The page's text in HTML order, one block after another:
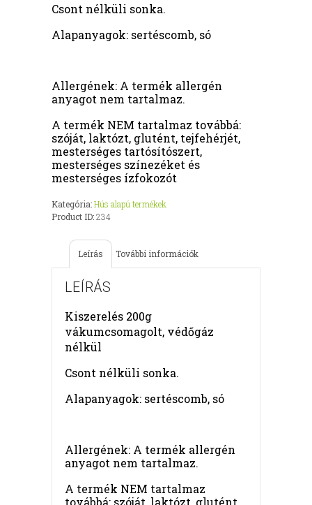
Csont nélküli sonka.
Alapanyagok: sertéscomb, só
Allergének: A termék allergén
anyagot nem tartalmaz.
A termék NEM tartalmaz továbbá:
szóját, laktózt, glutént, tejfehérjét,
mesterséges tartósítószert,
mesterséges színezéket és
mesterséges ízfokozót
Kategória:Hús alapú termékek
Product ID:234
Leírás További információk
LEÍRÁS
Kiszerelés 200g
vákumcsomagolt, védőgáz
nélkül
Csont nélküli sonka.
Alapanyagok: sertéscomb, só
Allergének: A termék allergén
anyagot nem tartalmaz.
A termék NEM tartalmaz
továbbá: szóját, laktózt, glutént,